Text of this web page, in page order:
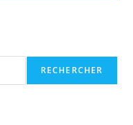
RECHERCHER